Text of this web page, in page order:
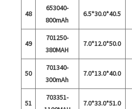
48
653040-
800mAh
6.5*30.0*40.5
49
701250-
380MAH
7.0*12.0*50.0
50
701340-
300mAh
7.0*13.0*40.0
51
703351-
7.0*33.0*51.0